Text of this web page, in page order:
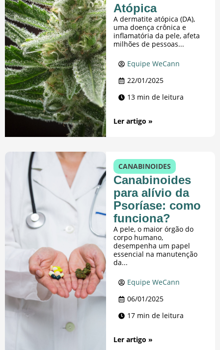
Atópica
A dermatite atópica (DA),
uma doença crônica e
inflamatória da pele, afeta
milhões de pessoas...
Equipe WeCann
22/01/2025
13 min de leitura
Ler artigo »
CANABINOIDES
Canabinoides
para alívio da
Psoríase: como
funciona?
A pele, o maior órgão do
corpo humano,
desempenha um papel
essencial na manutenção
da...
Equipe WeCann
06/01/2025
17 min de leitura
Ler artigo »